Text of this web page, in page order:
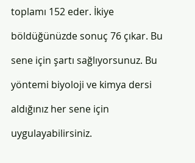
toplamı 152 eder. İkiye
böldüğünüzde sonuç 76 çıkar. Bu
sene için şartı sağlıyorsunuz. Bu
yöntemi biyoloji ve kimya dersi
aldığınız her sene için
uygulayabilirsiniz.